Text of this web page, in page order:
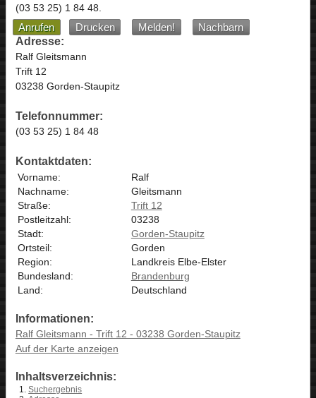
(03 53 25) 1 84 48.
Anrufen Drucken Melden!
Nachbarn
Adresse:
Ralf Gleitsmann
Trift 12
03238 Gorden-Staupitz
Telefonnummer:
(03 53 25) 1 84 48
Kontaktdaten:
Vorname:
Ralf
Nachname:
Gleitsmann
Straße:
Trift 12
Postleitzahl:
03238
Stadt:
Gorden-Staupitz
Ortsteil:
Gorden
Region:
Landkreis Elbe-Elster
Bundesland:
Brandenburg
Land:
Deutschland
Informationen:
Ralf Gleitsmann - Trift 12 - 03238 Gorden-Staupitz
Auf der Karte anzeigen
Inhaltsverzeichnis:
Suchergebnis